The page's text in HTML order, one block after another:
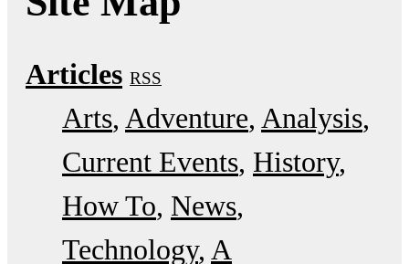
Articles RSS
Arts Adventure Analysis
Current Events History
How To News
Technology A